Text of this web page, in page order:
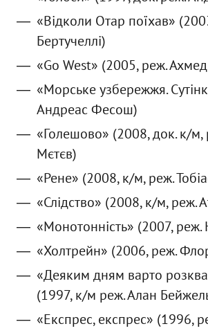
«Відколи Отар поїхав»
Бертучеллі)
«Go West» (2005, реж.
«Морське узбережжя.
Андреас Фесош)
«Голешово» (2008, док. к/м,
Мєтєв)
«Рене» (2008, к/м, реж.
«Слідство» (2008, к/м, реж.
«Монотонність» (2007, реж.
«Холтрейн» (2006, реж.
«Деяким дням варто
(1997, к/м реж. Алан
«Експрес, експрес» (1996,